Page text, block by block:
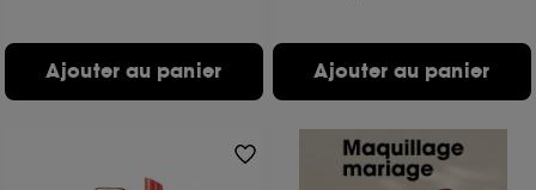
Ajouter au panier Ajouter au panier